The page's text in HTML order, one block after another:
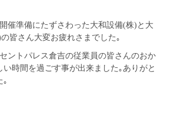
催準備にたずさわった大和設備(株)と大
皆さん大変お疲れさまでした｡
ントパレス倉吉の従業員の皆さんのおか
い時間を過ごす事が出来ました｡ありがと
｡